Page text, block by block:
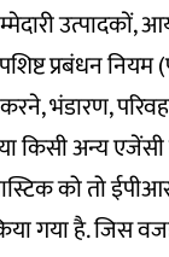
उत्पादकों,
प्रबंधन
भंडारण,
या किसी अन्य
को तो
गया है. जिस